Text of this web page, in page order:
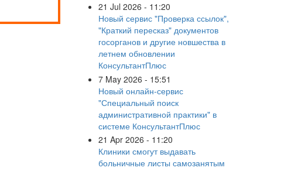
21 Jul 2026 - 11:20
Новый сервис "Проверка ссылок",
"Краткий пересказ" документов
госорганов и другие новшества в
летнем обновлении
КонсультантПлюс
7 May 2026 - 15:51
Новый онлайн-сервис
"Специальный поиск
административной практики" в
системе КонсультантПлюс
21 Apr 2026 - 11:20
Клиники смогут выдавать
больничные листы самозанятым